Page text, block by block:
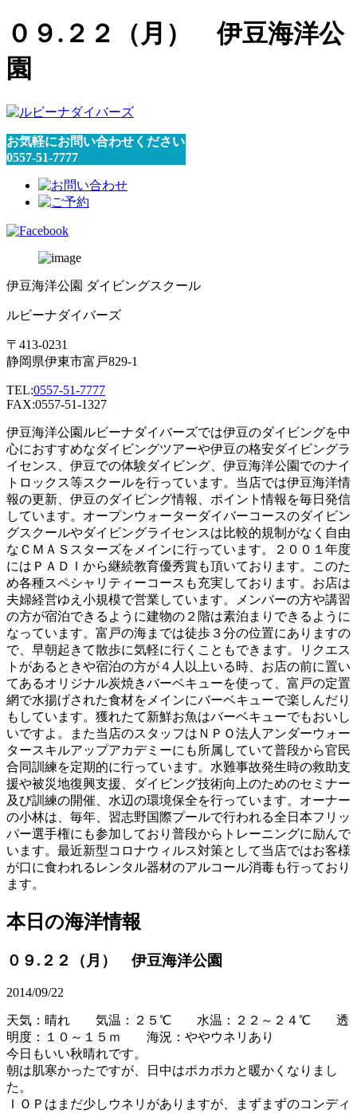
０９.２２（月） 伊豆海洋公
園
お気軽にお問い合わせください
0557-51-7777
伊豆海洋公園 ダイビングスクール
ルビーナダイバーズ
〒413-0231
静岡県伊東市富戸829-1
TEL:0557-51-7777
FAX:0557-51-1327
伊豆海洋公園ルビーナダイバーズでは伊豆のダイビングを中
心におすすめなダイビングツアーや伊豆の格安ダイビングラ
イセンス、伊豆での体験ダイビング、伊豆海洋公園でのナイ
トロックス等スクールを行っています。当店では伊豆海洋情
報の更新、伊豆のダイビング情報、ポイント情報を毎日発信
しています。オープンウォーターダイバーコースのダイビン
グスクールやダイビングライセンスは比較的規制がなく自由
なＣＭＡＳスターズをメインに行っています。２００１年度
にはＰＡＤＩから継続教育優秀賞も頂いております。このた
め各種スペシャリティーコースも充実しております。お店は
夫婦経営ゆえ小規模で営業しています。メンバーの方や講習
の方が宿泊できるように建物の２階は素泊まりできるように
なっています。富戸の海までは徒歩３分の位置にありますの
で、早朝起きて散歩に気軽に行くこともできます。リクエス
トがあるときや宿泊の方が４人以上いる時、お店の前に置い
てあるオリジナル炭焼きバーベキューを使って、富戸の定置
網で水揚げされた食材をメインにバーベキューで楽しんだり
もしています。獲れたて新鮮お魚はバーベキューでもおいし
いですよ。また当店のスタッフはＮＰＯ法人アンダーウォー
タースキルアップアカデミーにも所属していて普段から官民
合同訓練を定期的に行っています。水難事故発生時の救助支
援や被災地復興支援、ダイビング技術向上のためのセミナー
及び訓練の開催、水辺の環境保全を行っています。オーナー
の小林は、毎年、習志野国際プールで行われる全日本フリッ
パー選手権にも参加しており普段からトレーニングに励んで
います。最近新型コロナウィルス対策として当店ではお客様
が口に食われるレンタル器材のアルコール消毒も行っており
ます。
本日の海洋情報
０９.２２（月） 伊豆海洋公園
2014/09/22
天気：晴れ 気温：２５℃ 水温：２２～２４℃ 透
明度：１０～１５ｍ 海況：ややウネリあり
今日もいい秋晴れです。
朝は肌寒かったですが、日中はポカポカと暖かくなりまし
た。
ＩＯＰはまだ少しウネリがありますが、まずまずのコンディ